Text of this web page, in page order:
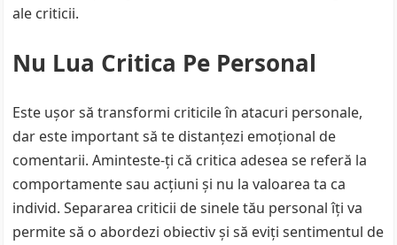
ale criticii.
Nu Lua Critica Pe Personal
Este ușor să transformi criticile în atacuri personale,
dar este important să te distanțezi emoțional de
comentarii. Aminteste-ți că critica adesea se referă la
comportamente sau acțiuni și nu la valoarea ta ca
individ. Separarea criticii de sinele tău personal îți va
permite să o abordezi obiectiv și să eviți sentimentul de